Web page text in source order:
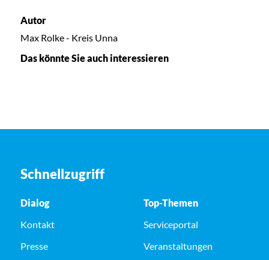
Autor
Max Rolke - Kreis Unna
Das könnte Sie auch interessieren
Schnellzugriff
Dialog
Kontakt
Presse
Top-Themen
Serviceportal
Veranstaltungen